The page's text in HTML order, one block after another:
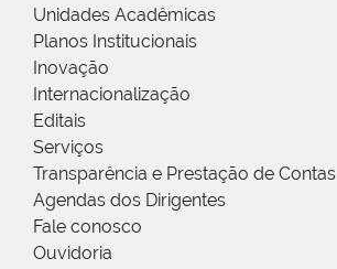
Unidades Acadêmicas
Planos Institucionais
Inovação
Internacionalização
Editais
Serviços
Transparência e Prestação de Contas
Agendas dos Dirigentes
Fale conosco
Ouvidoria